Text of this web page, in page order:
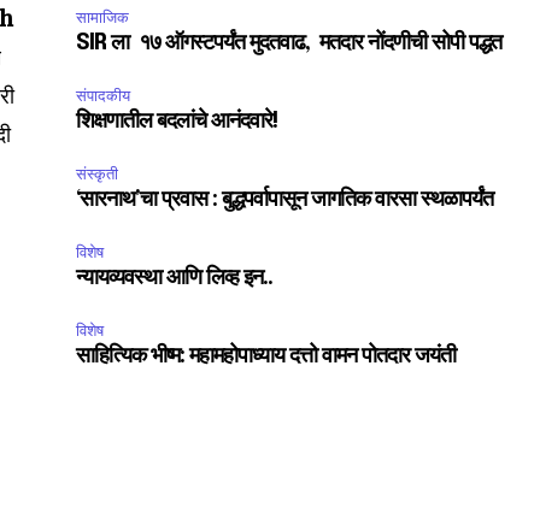
सामाजिक
SIR ला १७ ऑगस्टपर्यंत मुदतवाढ, मतदार नोंदणीची सोपी पद्धत
संपादकीय
शिक्षणातील बदलांचे आनंदवारे!
संस्कृती
‘सारनाथ’चा प्रवास : बुद्धपर्वापासून जागतिक वारसा स्थळापर्यंत
विशेष
न्यायव्यवस्था आणि लिव्ह इन..
विशेष
साहित्यिक भीष्म: महामहोपाध्याय दत्तो वामन पोतदार जयंती